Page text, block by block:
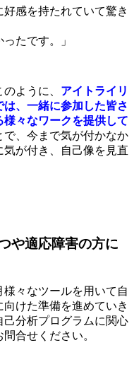
好感を持たれていて驚き
たです。」
ように、 アイトライリ
、一緒に参加した皆さ
々なワークを提供して
、今まで気が付かなか
が付き、自己像を見直
や適応障害の方に
々なツールを用いて自
けた準備を進めていき
己分析プログラムに関心
合せください。